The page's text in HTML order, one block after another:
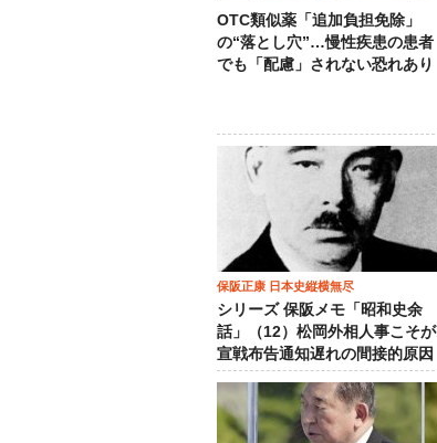
OTC類似薬「追加負担免除」
の“落とし穴”…慢性疾患の患者
でも「配慮」されない恐れあり
保阪正康 日本史縦横無尽
シリーズ 保阪メモ「昭和史余
話」（12）松岡外相人事こそが
宣戦布告通知遅れの間接的原因